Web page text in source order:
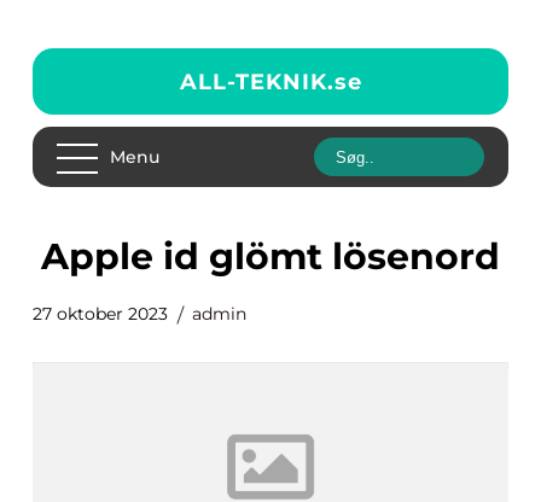
ALL-TEKNIK.se
Menu
apple id glömt lösenord
27 oktober 2023 admin